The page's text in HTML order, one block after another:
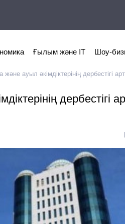
Ғылым және IT Шоу-
ауыл әкімдіктерінің дербестігі
дербестігі